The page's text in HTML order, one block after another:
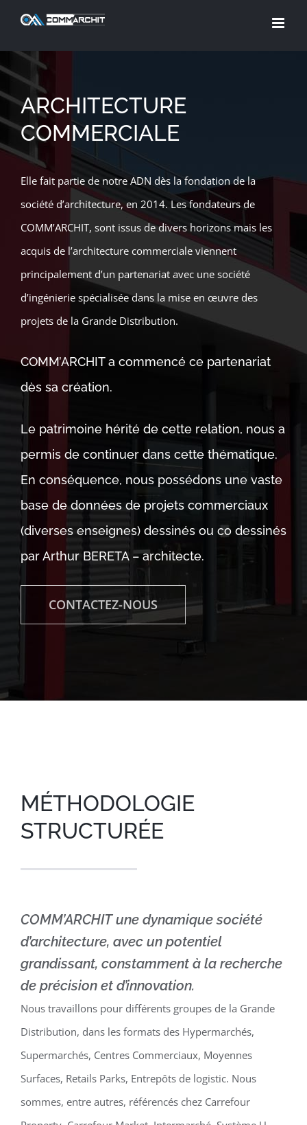
content
ARCHITECTURE
COMMERCIALE
Elle fait partie de notre ADN dès la fondation de la
société d’architecture, en 2014. Les fondateurs de
COMM’ARCHIT, sont issus de divers horizons mais les
acquis de l’architecture commerciale viennent
principalement d’un partenariat avec une société
d’ingénierie spécialisée dans la mise en œuvre des
projets de la Grande Distribution.
COMM’ARCHIT a commencé ce partenariat
dès sa création.
Le patrimoine hérité de cette relation, nous a
permis de continuer dans cette thématique.
En conséquence, nous possédons une vaste
base de données de projets commerciaux
(diverses enseignes) dessinés ou co dessinés
par Arthur BERETA – architecte.
CONTACTEZ-NOUS
MÉTHODOLOGIE
STRUCTURÉE
COMM’ARCHIT une dynamique société
d’architecture, avec un potentiel
grandissant, constamment à la recherche
de précision et d’innovation.
Nous travaillons pour différents groupes de la Grande
Distribution, dans les formats des Hypermarchés,
Supermarchés, Centres Commerciaux, Moyennes
Surfaces, Retails Parks, Entrepôts de logistic. Nous
sommes, entre autres, référencés chez Carrefour